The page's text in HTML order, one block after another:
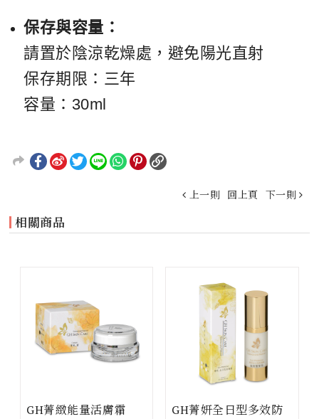
保存與容量：
請置於陰涼乾燥處，避免陽光直射
保存期限：三年
容量：30ml
上一則 回上頁 下一則
相關商品
GH菁緻能量活膚霜
GH菁妍全日型多效防